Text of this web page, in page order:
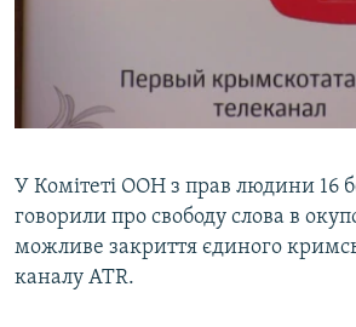
УКРАЇНСЬКА ПРОБЛЕМА КРИМУ
ІНФОГРАФІКА
ДОЛУЧАЙСЯ!
Усі сайти RFE/RL
У Комітеті ООН з прав людини 16
говорили про свободу слова в
можливе закриття єдиного
каналу АТR.